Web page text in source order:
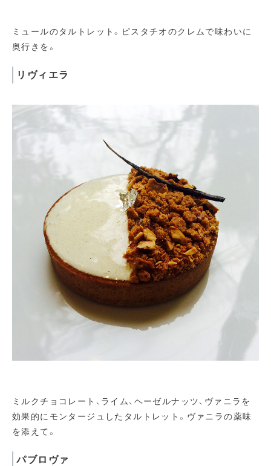
ミュールのタルトレット。ピスタチオのクレムで味わいに
奥行きを。
リヴィエラ
ミルクチョコレート、ライム、ヘーゼルナッツ、ヴァニラを
効果的にモンタージュしたタルトレット。ヴァニラの薬味
を添えて。
パブロヴァ